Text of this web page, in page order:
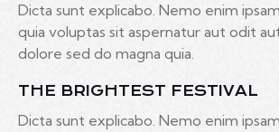
Dicta sunt explicabo. Nemo enim
quia voluptas sit aspernatur aut odit
dolore sed do magna quia.
THE BRIGHTEST FESTIVAL
Dicta sunt explicabo. Nemo enim